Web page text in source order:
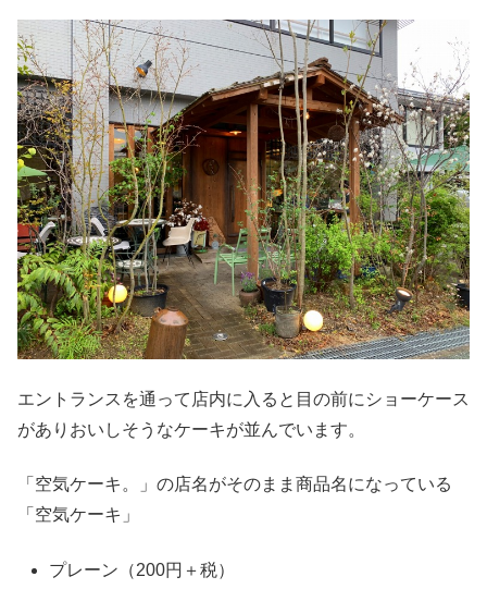
エントランスを通って店内に入ると目の前にショーケース
がありおいしそうなケーキが並んでいます。
「空気ケーキ。」の店名がそのまま商品名になっている
「空気ケーキ」
プレーン（200円＋税）